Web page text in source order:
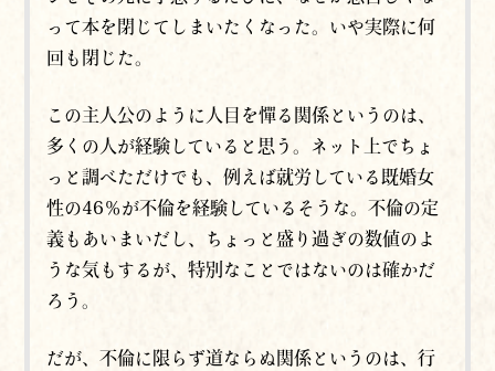
って本を閉じてしまいたくなった。いや実際に何
回も閉じた。
この主人公のように人目を憚る関係というのは、
多くの人が経験していると思う。ネット上でちょ
っと調べただけでも、例えば就労している既婚女
性の46％が不倫を経験しているそうな。不倫の定
義もあいまいだし、ちょっと盛り過ぎの数値のよ
うな気もするが、特別なことではないのは確かだ
ろう。
だが、不倫に限らず道ならぬ関係というのは、行